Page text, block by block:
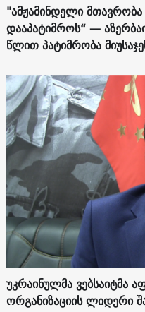
"ამჟამინდელი
დააპატიმროს“ —
წლით პატიმრობა
უკრაინულმა ვებსაიტმა
ორგანიზაციის ლიდერი